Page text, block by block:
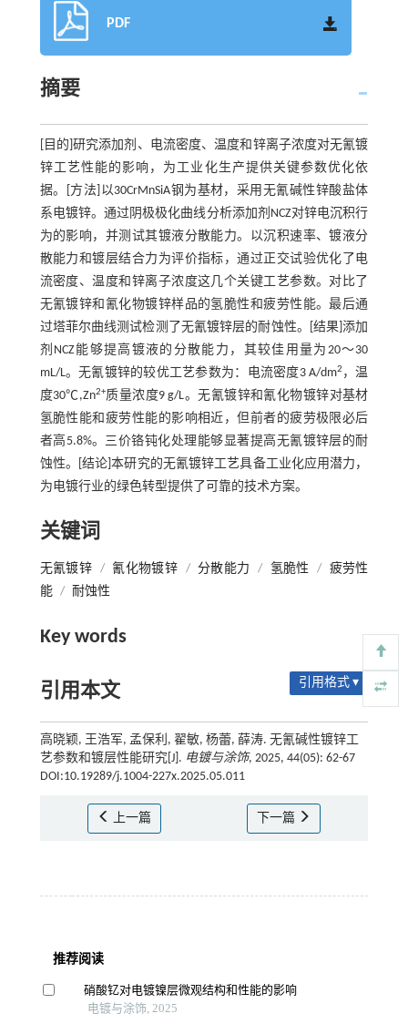
PDF
摘要
[目的]研究添加剂、电流密度、温度和锌离子浓度对无氰镀
锌工艺性能的影响，为工业化生产提供关键参数优化依
据。[方法]以30CrMnSiA钢为基材，采用无氰碱性锌酸盐体
系电镀锌。通过阴极极化曲线分析添加剂NCZ对锌电沉积行
为的影响，并测试其镀液分散能力。以沉积速率、镀液分
散能力和镀层结合力为评价指标，通过正交试验优化了电
流密度、温度和锌离子浓度这几个关键工艺参数。对比了
无氰镀锌和氰化物镀锌样品的氢脆性和疲劳性能。最后通
过塔菲尔曲线测试检测了无氰镀锌层的耐蚀性。[结果]添加
剂NCZ能够提高镀液的分散能力，其较佳用量为20～30
mL/L。无氰镀锌的较优工艺参数为：电流密度3 A/dm2 ，温
度30℃,Zn2+质量浓度9 g/L。无氰镀锌和氰化物镀锌对基材
氢脆性能和疲劳性能的影响相近，但前者的疲劳极限必后
者高5.8%。三价铬钝化处理能够显著提高无氰镀锌层的耐
蚀性。[结论]本研究的无氰镀锌工艺具备工业化应用潜力，
为电镀行业的绿色转型提供了可靠的技术方案。
关键词
无氰镀锌 / 氰化物镀锌 / 分散能力 / 氢脆性 / 疲劳性
能 / 耐蚀性
Key words
引用本文 引用格式 ▾
高晓颖, 王浩军, 孟保利, 翟敏, 杨蕾, 薛涛. 无氰碱性镀锌工
艺参数和镀层性能研究[J]. 电镀与涂饰, 2025, 44(05): 62-67
DOI:10.19289/j.1004-227x.2025.05.011
上一篇 下一篇